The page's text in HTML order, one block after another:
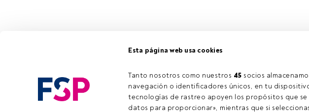
Esta página web usa cookies
Tanto nosotros como nuestros 45 socios
navegación o identificadores únicos, en tu
tecnologías de rastreo apoyen los propósitos que
datos para proporcionar», mientras que si